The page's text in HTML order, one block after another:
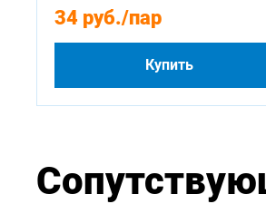
34 руб./пар
Купить